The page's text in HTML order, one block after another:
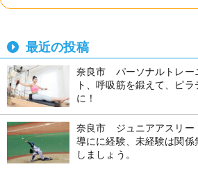
最近の投稿
奈良市 パーソナルトレー
ト、呼吸筋を鍛えて、ピ
に！
奈良市 ジュニアアスリー
導にに経験、未経験は関
しましょう。